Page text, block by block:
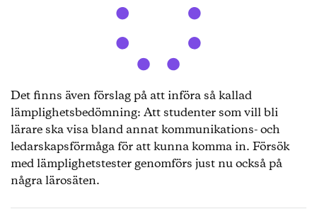
Det finns även förslag på att införa så kallad
lämplighetsbedömning: Att studenter som vill bli
lärare ska visa bland annat kommunikations- och
ledarskapsförmåga för att kunna komma in. Försök
med lämplighetstester genomförs just nu också på
några lärosäten.